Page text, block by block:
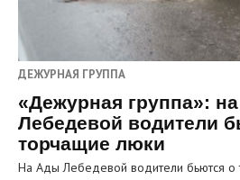
ДЕЖУРНАЯ ГРУППА
«Дежурная группа»:
Лебедевой водители
торчащие люки
На Ады Лебедевой водители бьются о